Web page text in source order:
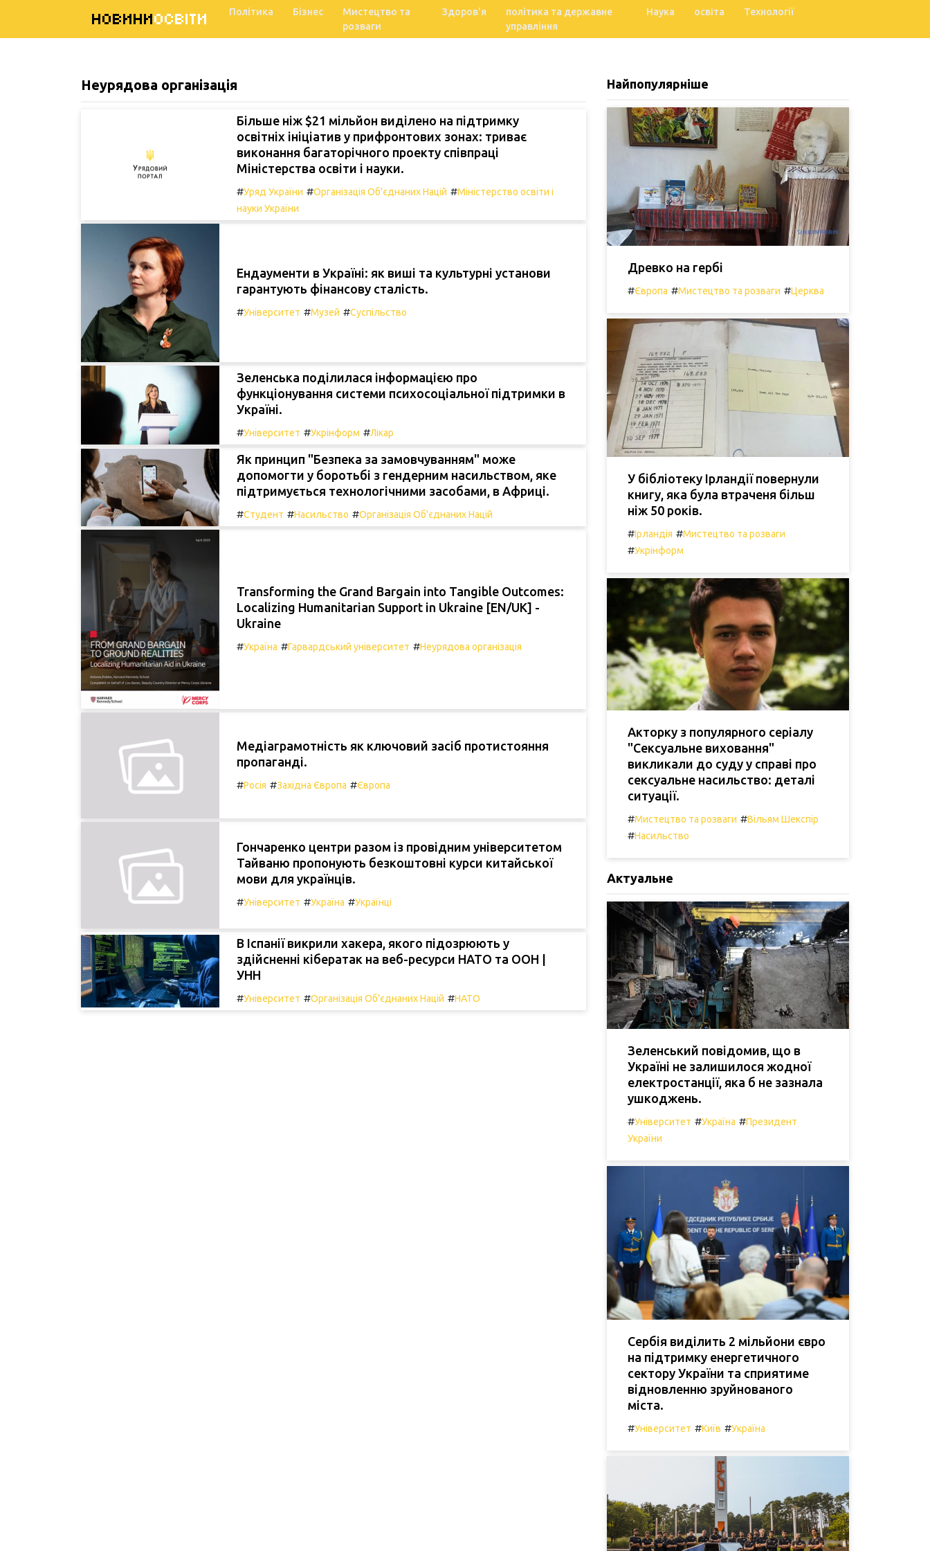
НОВИНИОСВІТИ Політика Бізнес
Мистецтво та
розваги
Здоров'я
політика та державне
управління
Наука освіта Технології
Неурядова організація
Більше ніж $21 мільйон виділено на підтримку
освітніх ініціатив у прифронтових зонах: триває
виконання багаторічного проекту співпраці
Міністерства освіти і науки.
#Уряд України #Організація Об'єднаних Націй #Міністерство освіти і
науки України
Ендаументи в Україні: як виші та культурні установи
гарантують фінансову сталість.
#Університет #Музей #Суспільство
Зеленська поділилася інформацією про
функціонування системи психосоціальної підтримки в
Україні.
#Університет #Укрінформ #Лікар
Як принцип "Безпека за замовчуванням" може
допомогти у боротьбі з гендерним насильством, яке
підтримується технологічними засобами, в Африці.
#Студент #Насильство #Організація Об'єднаних Націй
Transforming the Grand Bargain into Tangible Outcomes:
Localizing Humanitarian Support in Ukraine [EN/UK] -
Ukraine
#Україна #Гарвардський університет #Неурядова організація
Медіаграмотність як ключовий засіб протистояння
пропаганді.
#Росія #Західна Європа #Європа
Гончаренко центри разом із провідним університетом
Тайваню пропонують безкоштовні курси китайської
мови для українців.
#Університет #Україна #Українці
В Іспанії викрили хакера, якого підозрюють у
здійсненні кібератак на веб-ресурси НАТО та ООН |
УНН
#Університет #Організація Об'єднаних Націй #НАТО
Найпопулярніше
Древко на гербі
#Європа #Мистецтво та розваги #Церква
У бібліотеку Ірландії повернули
книгу, яка була втраченя більш
ніж 50 років.
#Ірландія #Мистецтво та розваги
#Укрінформ
Акторку з популярного серіалу
"Сексуальне виховання"
викликали до суду у справі про
сексуальне насильство: деталі
ситуації.
#Мистецтво та розваги #Вільям Шекспір
#Насильство
Актуальне
Зеленський повідомив, що в
Україні не залишилося жодної
електростанції, яка б не зазнала
ушкоджень.
#Університет #Україна #Президент
України
Сербія виділить 2 мільйони євро
на підтримку енергетичного
сектору України та сприятиме
відновленню зруйнованого
міста.
#Університет #Київ #Україна